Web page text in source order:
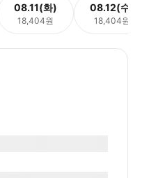
08.11(화)
18,404원
08.12(수)
18,404원